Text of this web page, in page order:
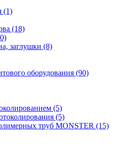
(1)
(18)
заглушки (8)
оборудования (90)
(5)
(5)
труб MONSTER (15)